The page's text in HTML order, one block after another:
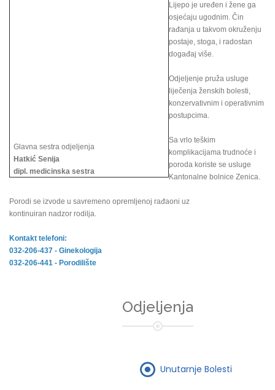
Glavna sestra odjeljenja
Hatkić Senija
dipl. medicinska sestra
Lijepo je uređen i žene ga
osjećaju ugodnim. Čin
rađanja u takvom okruženju
postaje, stoga, i radostan
događaj više.
Odjeljenje pruža usluge
liječenja ženskih bolesti,
konzervativnim i operativnim
postupcima.
Sa vrlo teškim
komplikacijama trudnoće i
poroda koriste se usluge
Kantonalne bolnice Zenica.
Porodi se izvode u savremeno opremljenoj rađaoni uz
kontinuiran nadzor rodilja.
Kontakt telefoni:
032-206-437 - Ginekologija
032-206-441 - Porodilište
Odjeljenja
Unutarnje Bolesti